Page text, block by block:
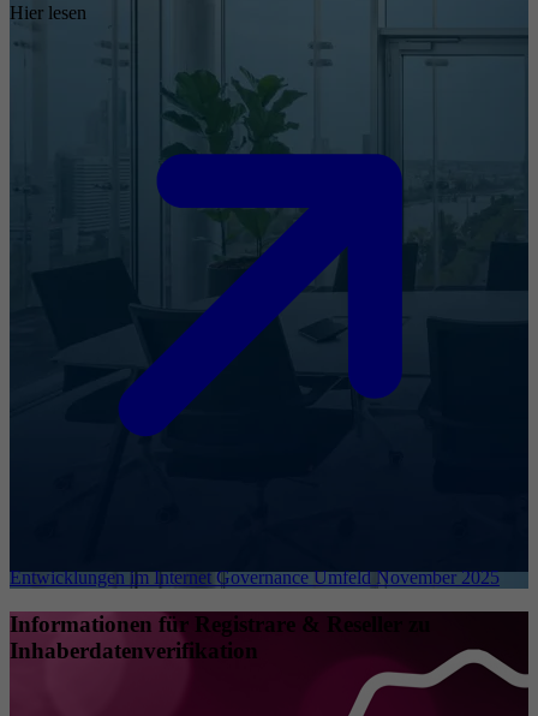
Hier lesen
Entwicklungen im Internet Governance Umfeld November 2025
Informationen für Registrare & Reseller zu
Inhaberdatenverifikation